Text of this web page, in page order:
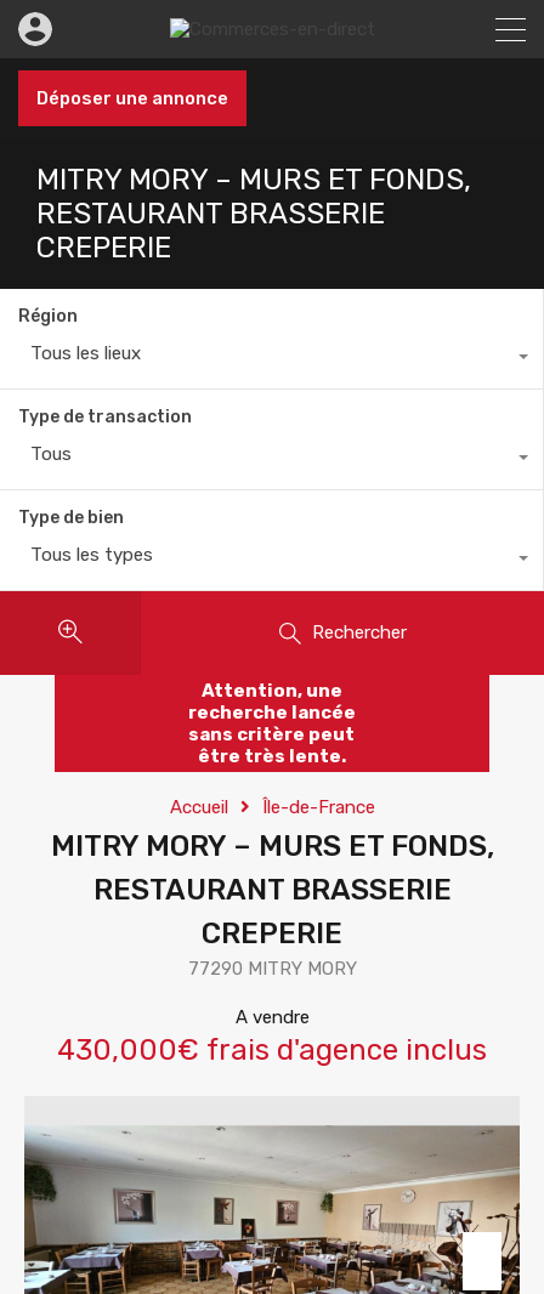
Déposer une annonce
MITRY MORY – MURS ET FONDS,
RESTAURANT BRASSERIE
CREPERIE
Région
Tous les lieux
Type de transaction
Tous
Type de bien
Tous les types
Rechercher
Attention, une
recherche lancée
sans critère peut
être très lente.
Accueil Île-de-France
MITRY MORY – MURS ET FONDS,
RESTAURANT BRASSERIE
CREPERIE
77290 MITRY MORY
A vendre
430,000€ frais d'agence inclus